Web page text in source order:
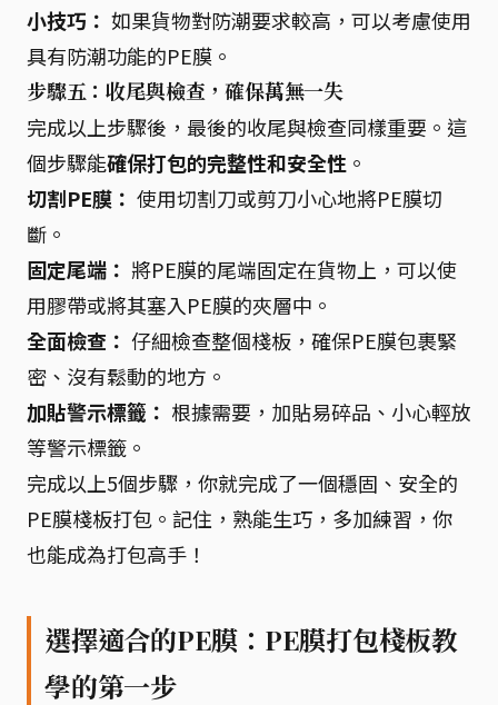
小技巧： 如果貨物對防潮要求較高，可以考慮使用
具有防潮功能的PE膜。
步驟五：收尾與檢查，確保萬無一失
完成以上步驟後，最後的收尾與檢查同樣重要。這
個步驟能確保打包的完整性和安全性 。
切割PE膜： 使用切割刀或剪刀小心地將PE膜切
斷。
固定尾端： 將PE膜的尾端固定在貨物上，可以使
用膠帶或將其塞入PE膜的夾層中。
全面檢查： 仔細檢查整個棧板，確保PE膜包裹緊
密、沒有鬆動的地方。
加貼警示標籤： 根據需要，加貼易碎品、小心輕放
等警示標籤。
完成以上5個步驟，你就完成了一個穩固、安全的
PE膜棧板打包。記住，熟能生巧，多加練習，你
也能成為打包高手！
選擇適合的PE膜：PE膜打包棧板教
學的第一步